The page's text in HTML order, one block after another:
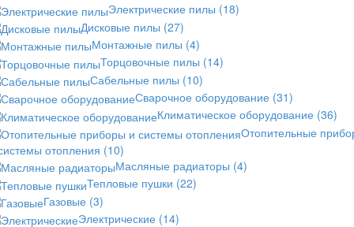
Электрические пилы (18)
Дисковые пилы (27)
Монтажные пилы (4)
Торцовочные пилы (14)
Сабельные пилы (10)
Сварочное оборудование (31)
Климатическое оборудование (36)
Отопительные
отопления (10)
Масляные радиаторы (4)
Тепловые пушки (22)
Газовые (3)
Электрические (14)